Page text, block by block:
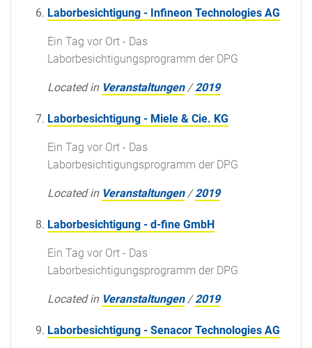
Laborbesichtigung - Infineon Technologies AG
Ein Tag vor Ort - Das
Laborbesichtigungsprogramm der DPG
Located in Veranstaltungen /2019
Laborbesichtigung - Miele & Cie. KG
Ein Tag vor Ort - Das
Laborbesichtigungsprogramm der DPG
Located in Veranstaltungen /2019
Laborbesichtigung - d-fine GmbH
Ein Tag vor Ort - Das
Laborbesichtigungsprogramm der DPG
Located in Veranstaltungen /2019
Laborbesichtigung - Senacor Technologies AG